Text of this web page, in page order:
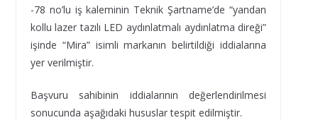
-78 no’lu iş kaleminin Teknik Şartname’de “yandan
kollu lazer tazılı LED aydınlatmalı aydınlatma direği”
işinde “Mira” isimli markanın belirtildiği iddialarına
yer verilmiştir.
Başvuru sahibinin iddialarının değerlendirilmesi
sonucunda aşağıdaki hususlar tespit edilmiştir.